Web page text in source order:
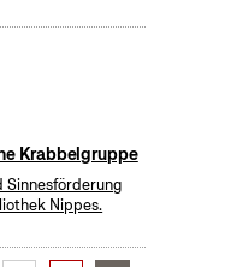
Krabbelgruppe
Sinnesförderung
Nippes.